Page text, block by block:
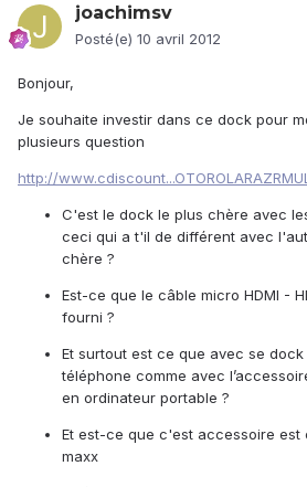
joachimsv
Posté(e) 10 avril 2012
Bonjour,
Je souhaite investir dans ce dock pour
plusieurs question
http://
C'est le dock le plus chère avec
ceci qui a t'il de différent avec
chère ?
Est-ce que le câble micro HDMI -
fourni ?
Et surtout est ce que avec se
téléphone comme avec
en ordinateur portable ?
Et est-ce que c'est accessoire est
maxx